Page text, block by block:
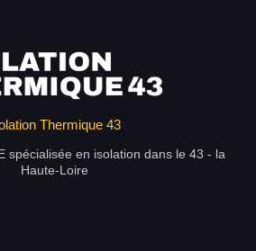
Thermique 43
spécialisée en isolation dans le 43 - la
Haute-Loire